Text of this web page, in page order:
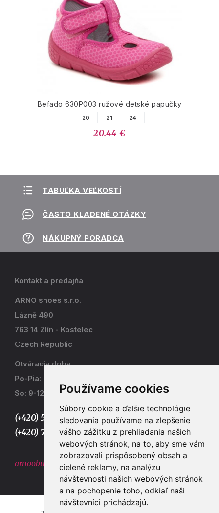
Používame cookies
Súbory cookie a ďalšie technológie
sledovania používame na zlepšenie
vášho zážitku z prehliadania našich
webových stránok, na to, aby sme vám
zobrazovali prispôsobený obsah a
cielené reklamy, na analýzu
návštevnosti našich webových stránok
a na pochopenie toho, odkiaľ naši
návštevníci prichádzajú.
Befado 630P003 ružové detské papučky
20 21 24
20.44 €
TABUĽKA VEĽKOSTÍ
ČASTO KLADENÉ OTÁZKY
NÁKUPNÝ PORADCA
Kontakt a predajňa
ARNO shoes s.r.o.
Lázně 490
763 14 Zlín - Kostelec
Czech Republic
Otváracia doba
Po-Pia: 9-17
So: 9-12
(+420) 577 915 036,
(+420) 773 667 390
arnoobuv@gmail.com